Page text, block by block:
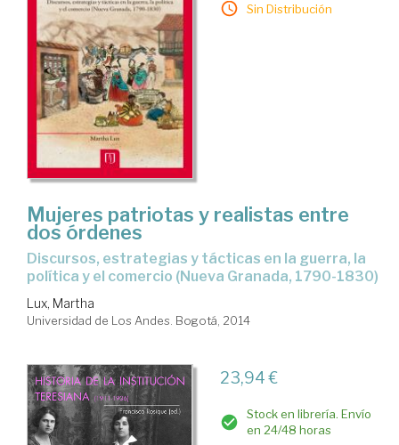
Sin Distribución
Mujeres patriotas y realistas entre
dos órdenes
discursos, estrategias y tácticas en la guerra, la
política y el comercio (Nueva Granada, 1790-1830)
Lux, Martha
Universidad de Los Andes. Bogotá, 2014
23,94 €
Stock en librería. Envío
en 24/48 horas